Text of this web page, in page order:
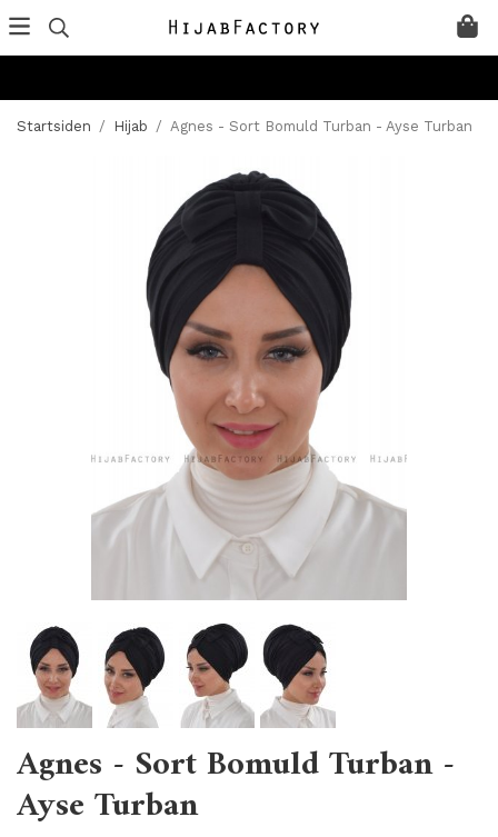
Startsiden / Hijab / Agnes - Sort Bomuld Turban - Ayse Turban
Agnes - Sort Bomuld Turban -
Ayse Turban